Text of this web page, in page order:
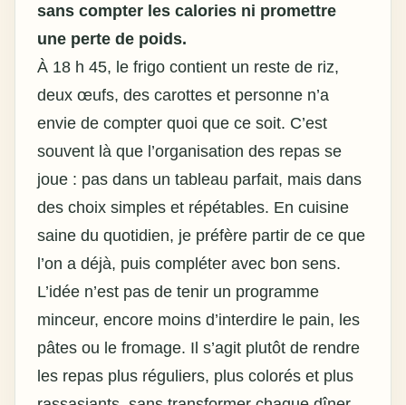
sans compter les calories ni promettre
une perte de poids.
À 18 h 45, le frigo contient un reste de riz,
deux œufs, des carottes et personne n’a
envie de compter quoi que ce soit. C’est
souvent là que l’organisation des repas se
joue : pas dans un tableau parfait, mais dans
des choix simples et répétables. En cuisine
saine du quotidien, je préfère partir de ce que
l’on a déjà, puis compléter avec bon sens.
L’idée n’est pas de tenir un programme
minceur, encore moins d’interdire le pain, les
pâtes ou le fromage. Il s’agit plutôt de rendre
les repas plus réguliers, plus colorés et plus